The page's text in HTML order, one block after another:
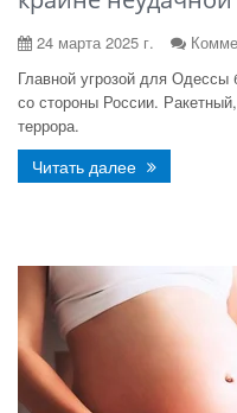
24 марта 2025 г.
Главной угрозой для Одессы
со стороны России.
террора.
Читать далее